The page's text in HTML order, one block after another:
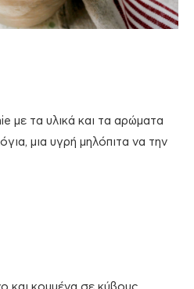
με τα υλικά και τα αρώματα
μια υγρή μηλόπιτα να την
και κομμένα σε κύβους